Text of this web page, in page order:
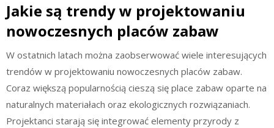
Jakie są trendy w projektowaniu
nowoczesnych placów zabaw
W ostatnich latach można zaobserwować wiele interesujących
trendów w projektowaniu nowoczesnych placów zabaw.
Coraz większą popularnością cieszą się place zabaw oparte na
naturalnych materiałach oraz ekologicznych rozwiązaniach.
Projektanci starają się integrować elementy przyrody z